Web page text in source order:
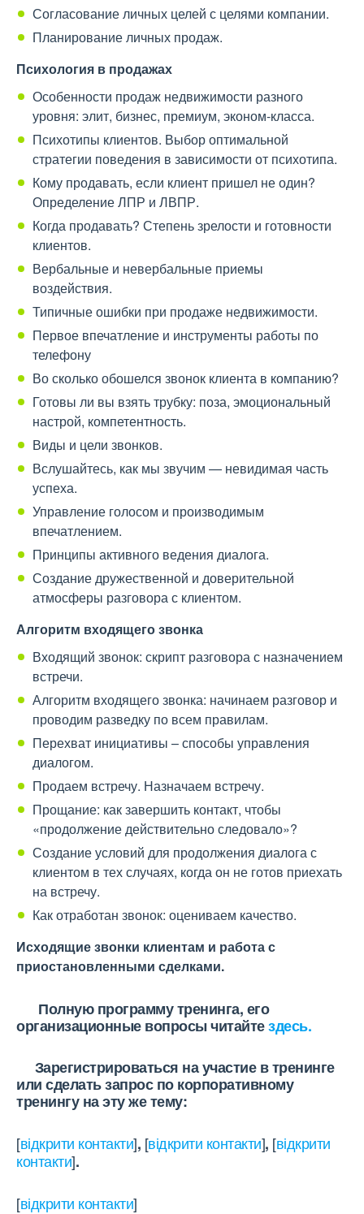
Согласование личных целей с целями компании.
Планирование личных продаж.
Психология в продажах
Особенности продаж недвижимости разного
уровня: элит, бизнес, премиум, эконом-класса.
Психотипы клиентов. Выбор оптимальной
стратегии поведения в зависимости от психотипа.
Кому продавать, если клиент пришел не один?
Определение ЛПР и ЛВПР.
Когда продавать? Степень зрелости и готовности
клиентов.
Вербальные и невербальные приемы
воздействия.
Типичные ошибки при продаже недвижимости.
Первое впечатление и инструменты работы по
телефону
Во сколько обошелся звонок клиента в компанию?
Готовы ли вы взять трубку: поза, эмоциональный
настрой, компетентность.
Виды и цели звонков.
Вслушайтесь, как мы звучим — невидимая часть
успеха.
Управление голосом и производимым
впечатлением.
Принципы активного ведения диалога.
Создание дружественной и доверительной
атмосферы разговора с клиентом.
Алгоритм входящего звонка
Входящий звонок: скрипт разговора с назначением
встречи.
Алгоритм входящего звонка: начинаем разговор и
проводим разведку по всем правилам.
Перехват инициативы – способы управления
диалогом.
Продаем встречу. Назначаем встречу.
Прощание: как завершить контакт, чтобы
«продолжение действительно следовало»?
Создание условий для продолжения диалога с
клиентом в тех случаях, когда он не готов приехать
на встречу.
Как отработан звонок: оцениваем качество.
Исходящие звонки клиентам и работа с
приостановленными сделками.
Полную программу тренинга, его
организационные вопросы читайтездесь.
Зарегистрироваться на участие в тренинге
или сделать запрос по корпоративному
тренингу на эту же тему:
[відкрити контакти], [відкрити контакти], [відкрити
контакти].
[відкрити контакти]